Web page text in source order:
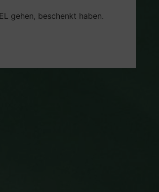
gehen, beschenkt haben.